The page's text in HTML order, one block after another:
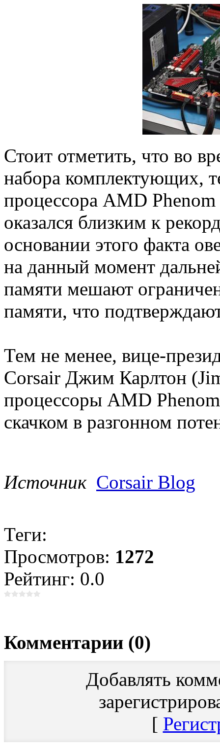
Стоит отметить, что во
набора комплектующих,
процессора AMD Phenom
оказался близким к
основании этого факта
на данный момент
памяти мешают
памяти, что
Тем не менее, вице-
Corsair Джим Карлтон
процессоры AMD
скачком в разгонном
Источник Corsair Blog
Теги:
Просмотров: 1272
Рейтинг: 0.0
Комментарии (0)
Добавлять
[